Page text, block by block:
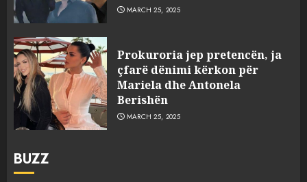
MARCH 25, 2025
Prokuroria jep pretencën, ja
çfarë dënimi kërkon për
Mariela dhe Antonela
Berishën
MARCH 25, 2025
BUZZ